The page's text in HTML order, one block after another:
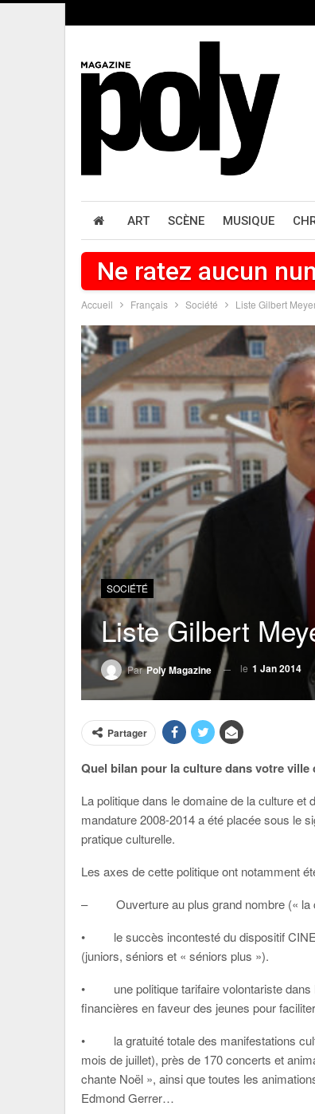
ART SCÈNE MUSIQUE
Ne ratez aucun
Accueil Français Société Liste Gilbert
SOCIÉTÉ
Liste Gilbert
ParPoly Magazine le 1 Jan 2014
Partager
Quel bilan pour la culture dans votre ville
La politique dans le domaine de la culture et
mandature 2008-2014 a été placée sous le
pratique culturelle.
Les axes de cette politique ont notamment
– Ouverture au plus grand nombre (« la
• le succès incontesté du dispositif CINE
(juniors, séniors et « séniors plus »).
• une politique tarifaire volontariste dans
financières en faveur des jeunes pour
• la gratuité totale des manifestations
mois de juillet), près de 170 concerts et
chante Noël », ainsi que toutes les
Edmond Gerrer…